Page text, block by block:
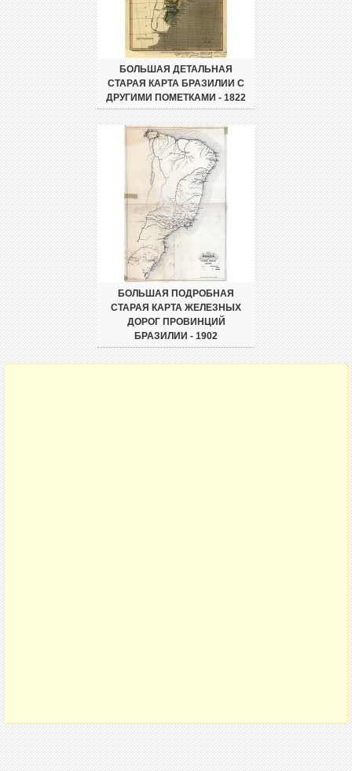
БОЛЬШАЯ ДЕТАЛЬНАЯ
СТАРАЯ КАРТА БРАЗИЛИИ С
ДРУГИМИ ПОМЕТКАМИ - 1822
БОЛЬШАЯ ПОДРОБНАЯ
СТАРАЯ КАРТА ЖЕЛЕЗНЫХ
ДОРОГ ПРОВИНЦИЙ
БРАЗИЛИИ - 1902